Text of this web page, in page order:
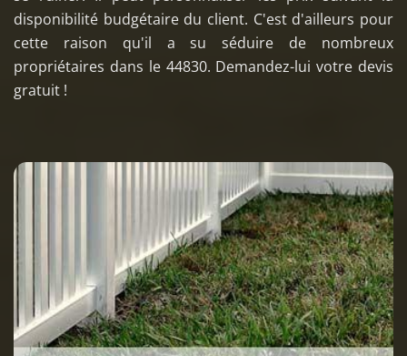
disponibilité budgétaire du client. C'est d'ailleurs pour
cette raison qu'il a su séduire de nombreux
propriétaires dans le 44830. Demandez-lui votre devis
gratuit !